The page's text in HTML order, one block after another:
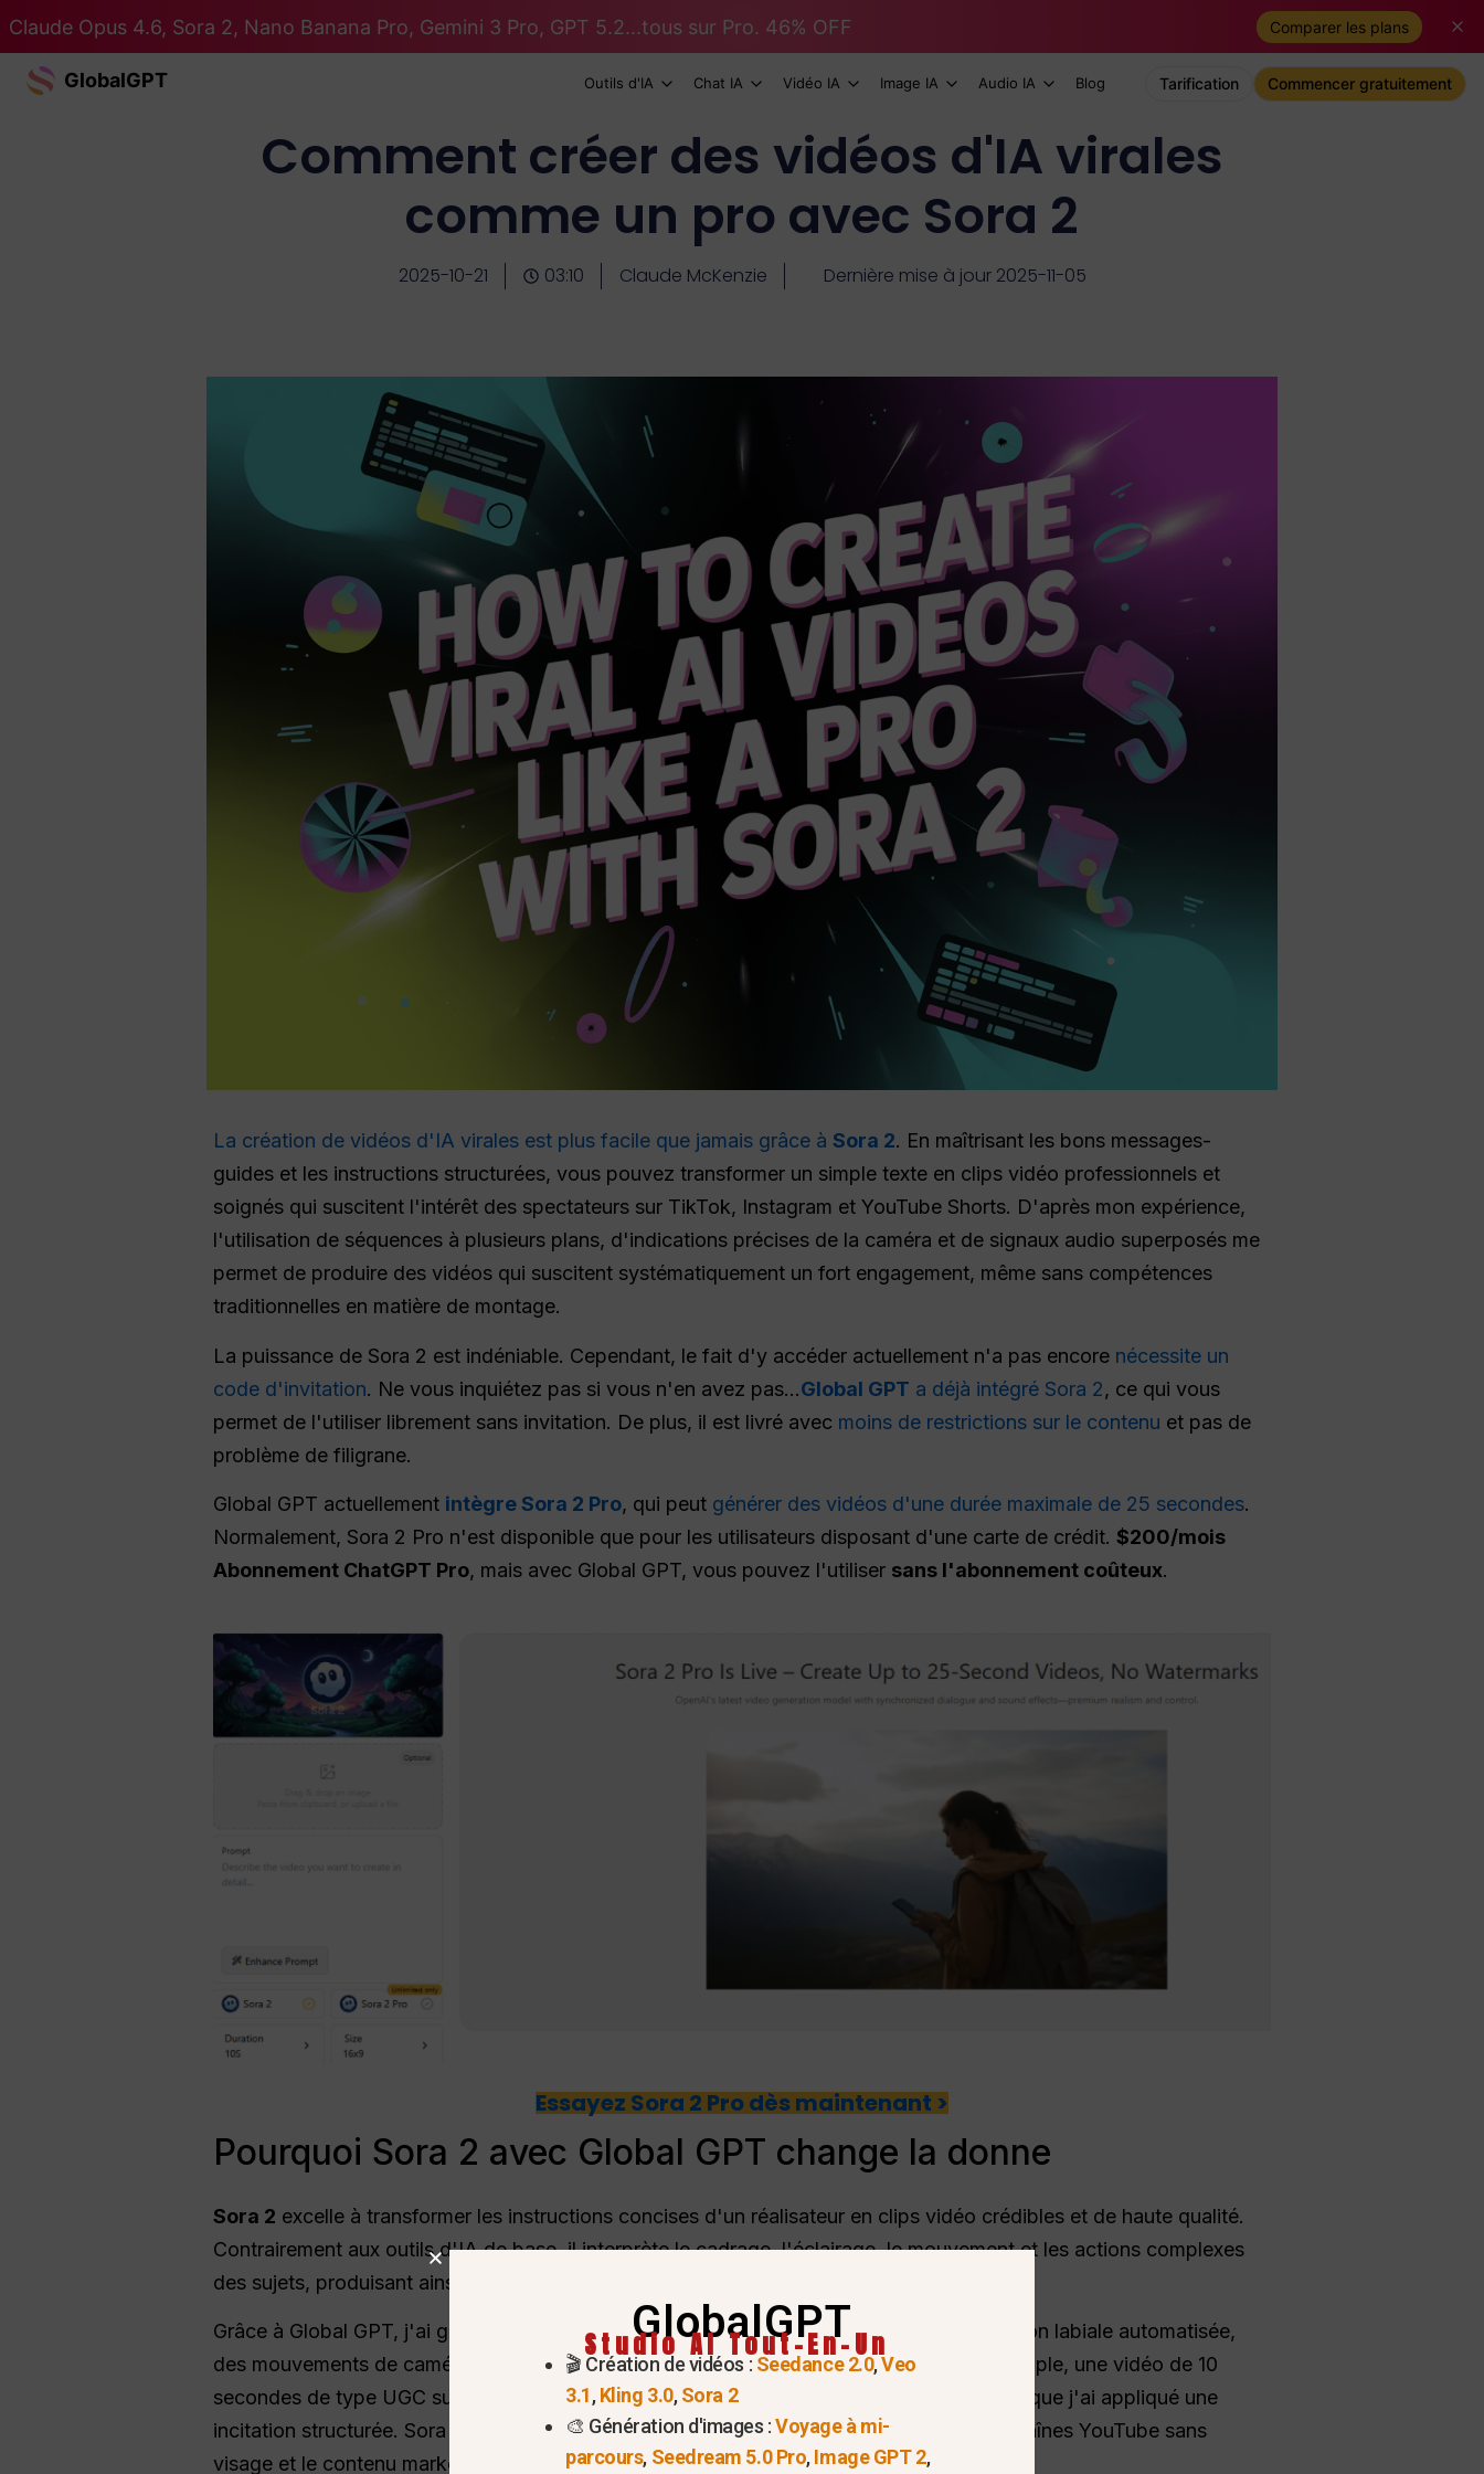
Claude Opus 4.6, Sora 2, Nano Banana Pro, Gemini 3 Pro, GPT 5.2...tous sur Pro. 46% OFF Comparer les plans
GlobalGPT Outils d'IA Chat IA Vidéo IA Image IA Audio IA Blog Tarification Commencer gratuitement
Comment créer des vidéos d'IA virales
comme un pro avec Sora 2
2025-10-21 03:10 Claude McKenzie Dernière mise à jour 2025-11-05
La création de vidéos d'IA virales est plus facile que jamais grâce à Sora 2. En maîtrisant les bons messages-
guides et les instructions structurées, vous pouvez transformer un simple texte en clips vidéo professionnels et
soignés qui suscitent l'intérêt des spectateurs sur TikTok, Instagram et YouTube Shorts. D'après mon expérience,
l'utilisation de séquences à plusieurs plans, d'indications précises de la caméra et de signaux audio superposés me
permet de produire des vidéos qui suscitent systématiquement un fort engagement, même sans compétences
traditionnelles en matière de montage.
La puissance de Sora 2 est indéniable. Cependant, le fait d'y accéder actuellement n'a pas encore nécessite un
code d'invitation. Ne vous inquiétez pas si vous n'en avez pas...Global GPT a déjà intégré Sora 2, ce qui vous
permet de l'utiliser librement sans invitation. De plus, il est livré avec moins de restrictions sur le contenu et pas de
problème de filigrane.
Global GPT actuellement intègre Sora 2 Pro, qui peut générer des vidéos d'une durée maximale de 25 secondes.
Normalement, Sora 2 Pro n'est disponible que pour les utilisateurs disposant d'une carte de crédit. $200/mois
Abonnement ChatGPT Pro, mais avec Global GPT, vous pouvez l'utiliser sans l'abonnement coûteux.
Essayez Sora 2 Pro dès maintenant >
Pourquoi Sora 2 avec Global GPT change la donne
Sora 2 excelle à transformer les instructions concises d'un réalisateur en clips vidéo crédibles et de haute qualité.
Contrairement aux outils d'IA de base, il interprète le cadrage, l'éclairage, le mouvement et les actions complexes
des sujets, produisant ainsi des vidéos cohérentes et professionnelles.
Grâce à Global GPT, j'ai généré plus de 25 vidéos en une journée, avec une synchronisation labiale automatisée,
des mouvements de caméra fluides et une synchronisation rythmique de l'audio. Par exemple, une vidéo de 10
secondes de type UGC sur la réaction à un produit a augmenté l'engagement de 17% lorsque j'ai appliqué une
incitation structurée. Sora 2 est donc idéal pour les campagnes de médias sociaux, les chaînes YouTube sans
visage et le contenu marketing.
GlobalGPT
Studio AI Tout-En-Un
🎬 Création de vidéos : Seedance 2.0,Veo
3.1,Kling 3.0,Sora 2
🎨 Génération d'images :Voyage à mi-
parcours, Seedream 5.0 Pro,Image GPT 2,